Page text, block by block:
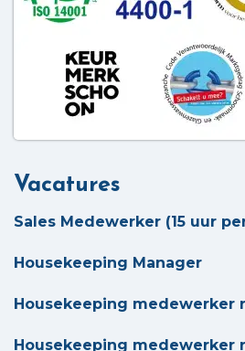
Vacatures
Sales Medewerker (15 uur
Housekeeping Manager
Housekeeping medewerker
Housekeeping medewerker